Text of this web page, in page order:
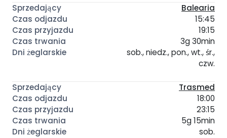
Balearia
15:45
19:15
3g 30min
sob., niedz., pon., wt., śr.,
czw.
Trasmed
18:00
23:15
5g 15min
sob.